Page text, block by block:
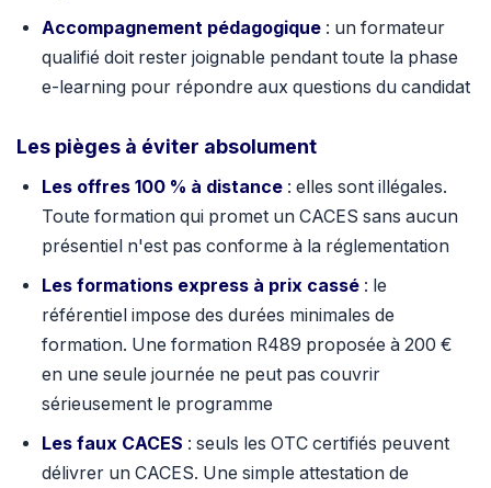
Accompagnement pédagogique: un formateur
qualifié doit rester joignable pendant toute la phase
e-learning pour répondre aux questions du candidat
Les pièges à éviter absolument
Les offres 100 % à distance: elles sont illégales.
Toute formation qui promet un CACES sans aucun
présentiel n'est pas conforme à la réglementation
Les formations express à prix cassé: le
référentiel impose des durées minimales de
formation. Une formation R489 proposée à 200 €
en une seule journée ne peut pas couvrir
sérieusement le programme
Les faux CACES : seuls les OTC certifiés peuvent
délivrer un CACES. Une simple attestation de